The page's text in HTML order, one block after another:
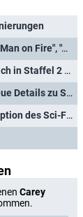
Netflix-Highlights im April: "Crooks", "Man on Fire", "Apex" und "Stranger Things: Tales from '85"
und Carey Mulligan an
"Beef" auf Netflix: Neue Darsteller, neue Details zu Staffel 2
geben mussten" abgebrochen
Carey